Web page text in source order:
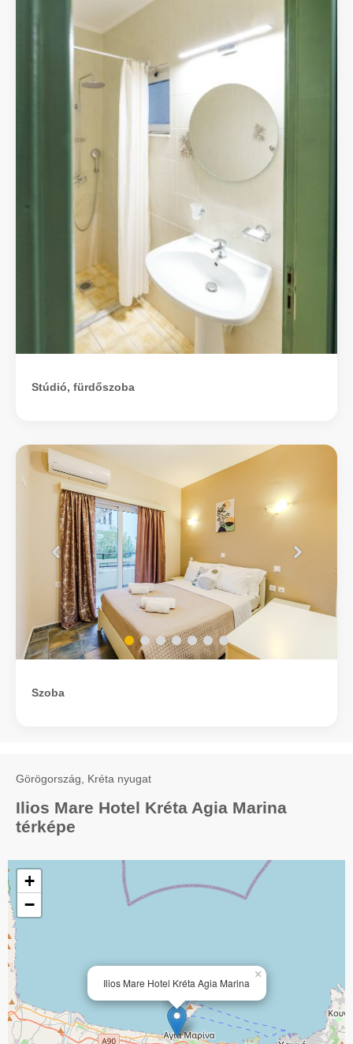
Stúdió, fürdőszoba
Szoba
Görögország, Kréta nyugat
Ilios Mare Hotel Kréta Agia Marina
térképe
Ilios Mare Hotel Kréta Agia Marina
×
+
−